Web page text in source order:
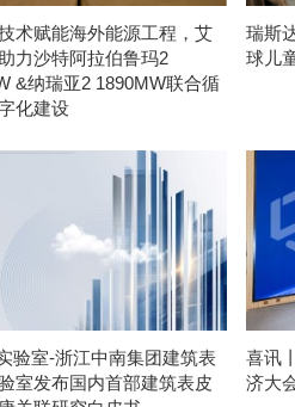
术赋能海外能源工程，艾
力沙特阿拉伯鲁玛2
&纳瑞亚2 1890MW联合循
化建设
瑞斯
球儿
验室-浙江中南集团建筑表
室发布国内首部建筑表皮
喜讯
济大